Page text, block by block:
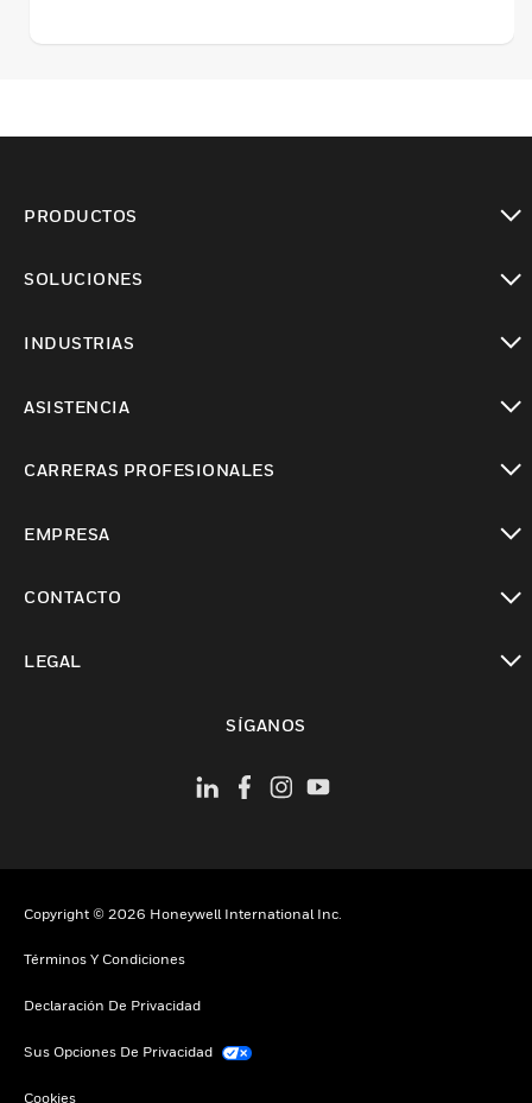
características estándar de este actuador.
PRODUCTOS
SOLUCIONES
INDUSTRIAS
ASISTENCIA
CARRERAS PROFESIONALES
EMPRESA
CONTACTO
LEGAL
SÍGANOS
Copyright © 2026 Honeywell International Inc.
Términos Y Condiciones
Declaración De Privacidad
Sus Opciones De Privacidad
Cookies